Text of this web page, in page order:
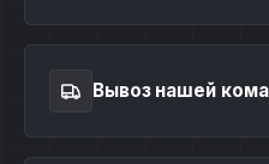
Вывоз нашей